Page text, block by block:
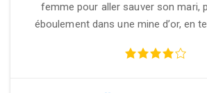
femme pour aller sauver son mari,
éboulement dans une mine d’or, en